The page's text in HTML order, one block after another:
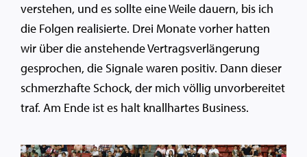
verstehen, und es sollte eine Weile dauern, bis ich
die Folgen realisierte. Drei Monate vorher hatten
wir über die anstehende Vertragsverlängerung
gesprochen, die Signale waren positiv. Dann dieser
schmerzhafte Schock, der mich völlig unvorbereitet
traf. Am Ende ist es halt knallhartes Business.